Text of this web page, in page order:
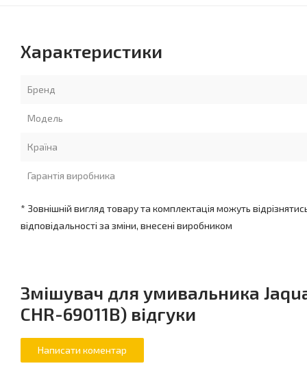
Характеристики
Бренд
Модель
Країна
Гарантія виробника
* Зовнішній вигляд товару та комплектація можуть
відповідальності за зміни, внесені виробником
Змішувач для умивальника
CHR-69011B) відгуки